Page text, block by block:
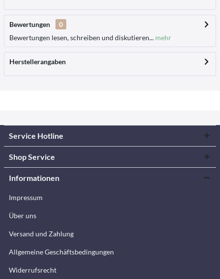
Bewertungen
0
Bewertungen lesen, schreiben und diskutieren... mehr
Herstellerangaben
Service Hotline
Shop Service
Informationen
Impressum
Über uns
Versand und Zahlung
Allgemeine Geschäftsbedingungen
Widerrufsrecht